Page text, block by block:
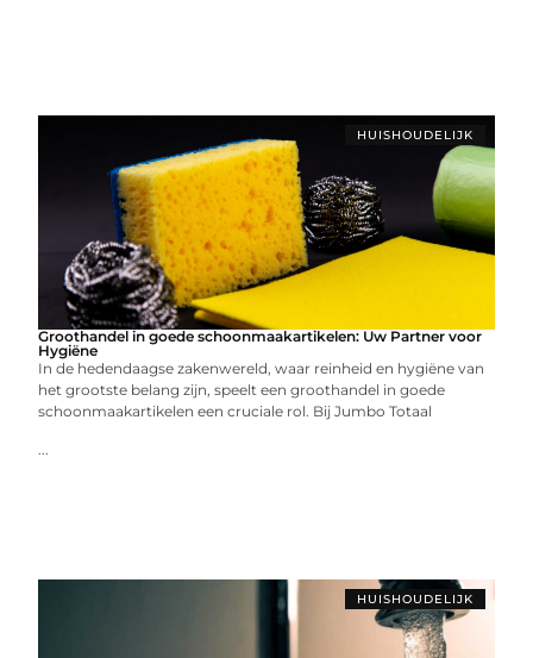
HUISHOUDELIJK
Groothandel in goede schoonmaakartikelen: Uw Partner voor
Hygiëne
In de hedendaagse zakenwereld, waar reinheid en hygiëne van
het grootste belang zijn, speelt een groothandel in goede
schoonmaakartikelen een cruciale rol. Bij Jumbo Totaal
...
HUISHOUDELIJK